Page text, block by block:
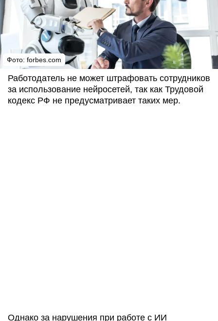
Фото: forbes.com
Работодатель не может штрафовать сотрудников
за использование нейросетей, так как Трудовой
кодекс РФ не предусматривает таких мер.
Однако за нарушения при работе с ИИ